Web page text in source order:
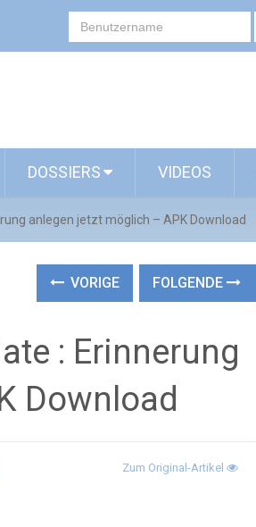
DOSSIERS VIDEOS
anlegen jetzt möglich – APK Download
VORIGE FOLGENDE
: Erinnerung
Download
Zum Original-Artikel